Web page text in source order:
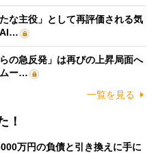
な主役」として再評価される気
AI…
の急反発」は再びの上昇局面へ
ー…
一覧を見る
！
万円の負債と引き換えに手に